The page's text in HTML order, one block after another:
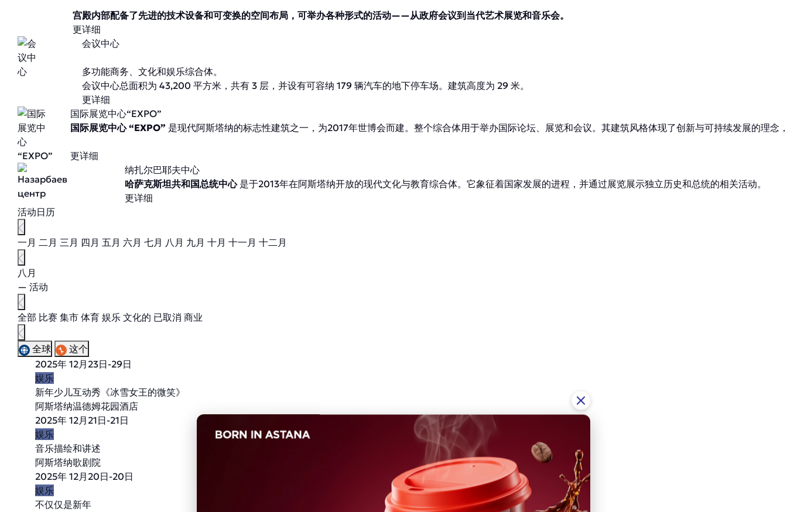
宫殿内部配备了先进的技术设备和可变换的空间布局，可举办各种形式的活动——从政府会议到当代艺术展览和音乐会。
更详细
会议中心
多功能商务、文化和娱乐综合体。
会议中心总面积为 43,200 平方米，共有 3 层，并设有可容纳 179 辆汽车的地下停车场。建筑高度为 29 米。
更详细
国际展览中心“EXPO”
国际展览中心 “EXPO” 是现代阿斯塔纳的标志性建筑之一，为2017年世博会而建。整个综合体用于举办国际论坛、展览和会议。其建筑风格体现了创新与可持续发展的理念
更详细
纳扎尔巴耶夫中心
哈萨克斯坦共和国总统中心是于2013年在阿斯塔纳开放的现代文化与教育综合体。它象征着国家发展的进程，并通过展览展示独立历史和总统的相关活动。
更详细
活动日历
一月 二月 三月 四月 五月 六月 七月 八月 九月 十月 十一月 十二月
八月
— 活动
全部 比赛 集市 体育 娱乐 文化的 已取消 商业
全球
这个
2025年 12月23日-29日
娱乐
新年少儿互动秀《冰雪女王的微笑》
阿斯塔纳温德姆花园酒店
2025年 12月21日-21日
娱乐
音乐描绘和讲述
阿斯塔纳歌剧院
2025年 12月20日-20日
娱乐
不仅仅是新年